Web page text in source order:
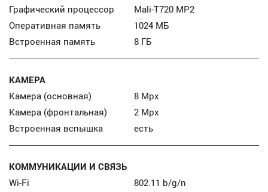
Графический процессор
Mali-T720 MP2
Оперативная память
1024 МБ
Встроенная память
8 ГБ
КАМЕРА
Камера (основная)
8 Mpx
Камера (фронтальная)
2 Mpx
Встроенная вспышка
есть
КОММУНИКАЦИИ И СВЯЗЬ
Wi-Fi
802.11 b/g/n